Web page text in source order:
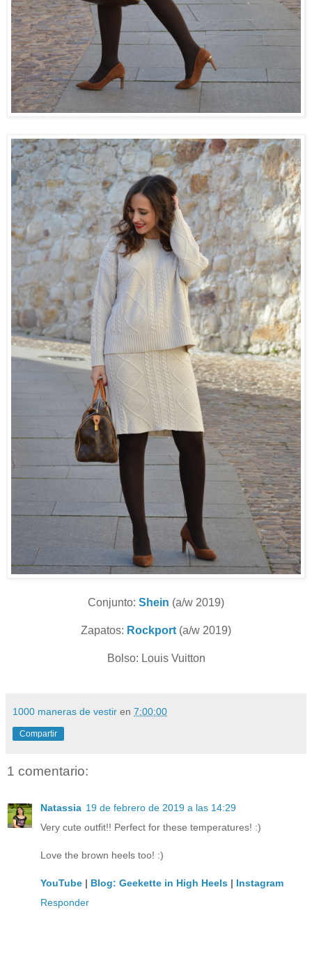
Conjunto: Shein (a/w 2019)
Zapatos: Rockport (a/w 2019)
Bolso: Louis Vuitton
1000 maneras de vestir en 7:00:00
Compartir
1 comentario:
Natassia 19 de febrero de 2019 a las 14:29
Very cute outfit!! Perfect for these temperatures! :)
Love the brown heels too! :)
YouTube | Blog: Geekette in High Heels | Instagram
Responder